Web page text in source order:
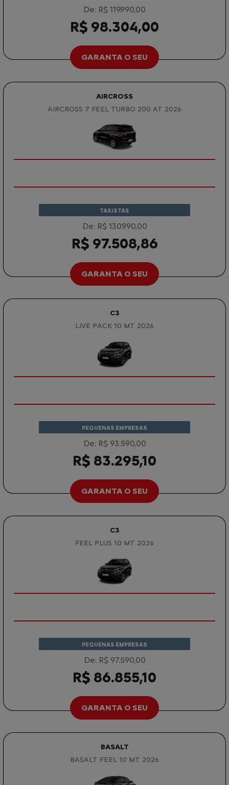
De: R$ 119.990,00
R$ 98.304,00
GARANTA O SEU
AIRCROSS
AIRCROSS 7 FEEL TURBO 200 AT 2026
TAXISTAS
De: R$ 130.990,00
R$ 97.508,86
GARANTA O SEU
C3
LIVE PACK 1.0 MT 2026
PEQUENAS EMPRESAS
De: R$ 93.590,00
R$ 83.295,10
GARANTA O SEU
C3
FEEL PLUS 1.0 MT 2026
PEQUENAS EMPRESAS
De: R$ 97.590,00
R$ 86.855,10
GARANTA O SEU
BASALT
BASALT FEEL 1.0 MT 2026